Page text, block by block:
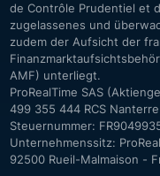
de Contrôle Prudentiel et
zugelassenes und
zudem der Aufsicht der
AMF) unterliegt.
ProRealTime SAS
499 355 444 RCS
Steuernummer:
Unternehmenssitz:
92500 Rueil-Malmaison -